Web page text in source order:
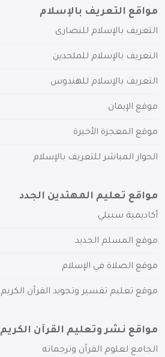
مواقع التعريف بالإسلام
التعريف بالإسلام للنصارى
التعريف بالإسلام للملحدين
التعريف بالإسلام للهندوس
موقع الإيمان
موقع المعجزة الأخيرة
الحوار المباشر للتعريف بالإسلام
مواقع تعليم المهتدين الجدد
أكاديمية سبيلي
موقع المسلم الجديد
موقع الصلاة في الإسلام
موقع تعليم تفسير وتجويد القرآن الكريم
مواقع نشر وتعليم القرآن الكريم
الجامع لعلوم القرآن وترجماته